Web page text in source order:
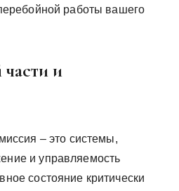
работы вашего
и
– это системы,
и управляемость
состояние критически